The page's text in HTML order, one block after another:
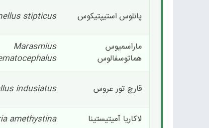
پانلوس استیپتیکوس stipticus
ماراسمیوس
هماتوسفالوس
Marasmius
قارچ تور عروس indusiatus
لاکاریا آمیتیستینا amethystina